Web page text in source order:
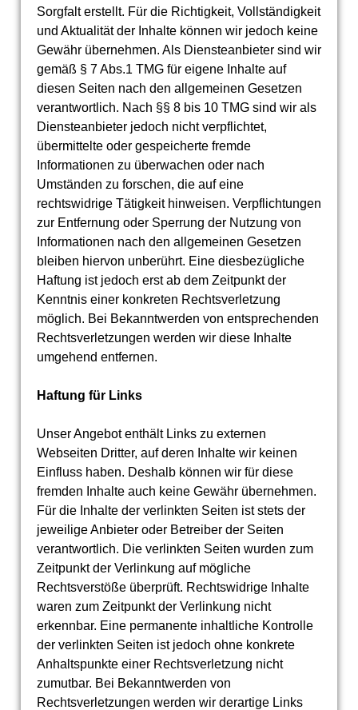
Sorgfalt erstellt. Für die Richtigkeit, Vollständigkeit
und Aktualität der Inhalte können wir jedoch keine
Gewähr übernehmen. Als Diensteanbieter sind wir
gemäß § 7 Abs.1 TMG für eigene Inhalte auf
diesen Seiten nach den allgemeinen Gesetzen
verantwortlich. Nach §§ 8 bis 10 TMG sind wir als
Diensteanbieter jedoch nicht verpflichtet,
übermittelte oder gespeicherte fremde
Informationen zu überwachen oder nach
Umständen zu forschen, die auf eine
rechtswidrige Tätigkeit hinweisen. Verpflichtungen
zur Entfernung oder Sperrung der Nutzung von
Informationen nach den allgemeinen Gesetzen
bleiben hiervon unberührt. Eine diesbezügliche
Haftung ist jedoch erst ab dem Zeitpunkt der
Kenntnis einer konkreten Rechtsverletzung
möglich. Bei Bekanntwerden von entsprechenden
Rechtsverletzungen werden wir diese Inhalte
umgehend entfernen.
Haftung für Links
Unser Angebot enthält Links zu externen
Webseiten Dritter, auf deren Inhalte wir keinen
Einfluss haben. Deshalb können wir für diese
fremden Inhalte auch keine Gewähr übernehmen.
Für die Inhalte der verlinkten Seiten ist stets der
jeweilige Anbieter oder Betreiber der Seiten
verantwortlich. Die verlinkten Seiten wurden zum
Zeitpunkt der Verlinkung auf mögliche
Rechtsverstöße überprüft. Rechtswidrige Inhalte
waren zum Zeitpunkt der Verlinkung nicht
erkennbar. Eine permanente inhaltliche Kontrolle
der verlinkten Seiten ist jedoch ohne konkrete
Anhaltspunkte einer Rechtsverletzung nicht
zumutbar. Bei Bekanntwerden von
Rechtsverletzungen werden wir derartige Links